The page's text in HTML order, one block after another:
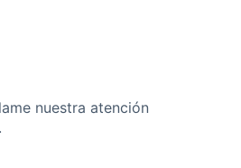
nuestra atención